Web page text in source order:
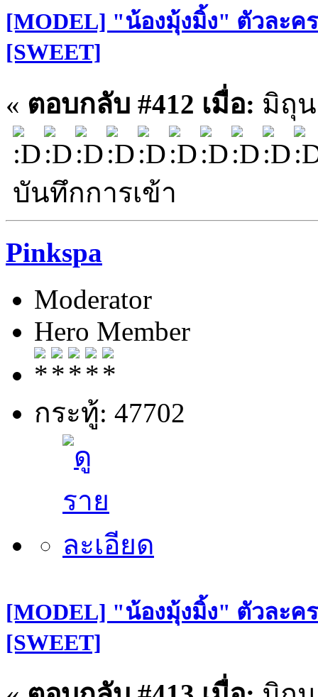
[MODEL] "น้องมุ้งมิ้ง" ตัวละค
[SWEET]
« ตอบกลับ #412 เมื่อ: มิถุน
บันทึกการเข้า
Pinkspa
Moderator
Hero Member
กระทู้: 47702
[MODEL] "น้องมุ้งมิ้ง" ตัวละค
[SWEET]